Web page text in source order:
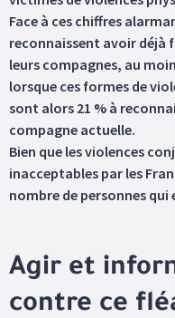
Face à ces chiffres
reconnaissent avoir déjà
leurs compagnes, au
lorsque ces formes de
sont alors 21 % à
compagne actuelle.
Bien que les violences
inacceptables par les
nombre de personnes
Agir et
contre ce